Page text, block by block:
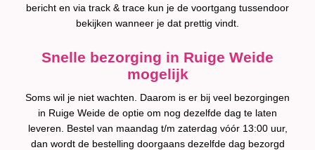
bericht en via track & trace kun je de voortgang tussendoor
bekijken wanneer je dat prettig vindt.
Snelle bezorging in Ruige Weide
mogelijk
Soms wil je niet wachten. Daarom is er bij veel bezorgingen
in Ruige Weide de optie om nog dezelfde dag te laten
leveren. Bestel van maandag t/m zaterdag vóór 13:00 uur,
dan wordt de bestelling doorgaans dezelfde dag bezorgd